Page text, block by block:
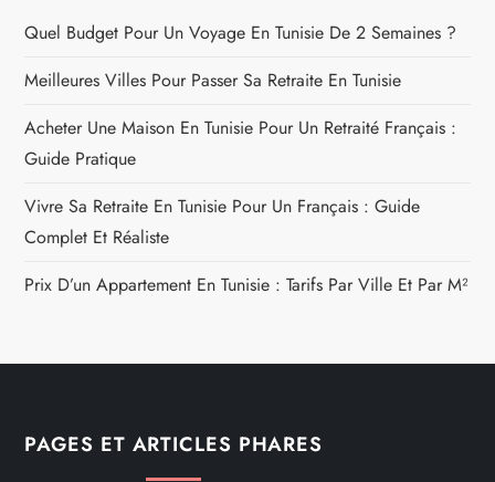
Quel Budget Pour Un Voyage En Tunisie De 2 Semaines ?
Meilleures Villes Pour Passer Sa Retraite En Tunisie
Acheter Une Maison En Tunisie Pour Un Retraité Français :
Guide Pratique
Vivre Sa Retraite En Tunisie Pour Un Français : Guide
Complet Et Réaliste
Prix D’un Appartement En Tunisie : Tarifs Par Ville Et Par M²
PAGES ET ARTICLES PHARES